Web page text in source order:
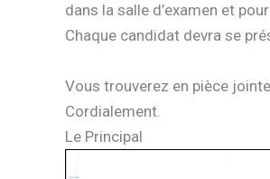
dans la salle d’examen et
Chaque candidat devra se
Vous trouverez en pièce
Cordialement.
Le Principal